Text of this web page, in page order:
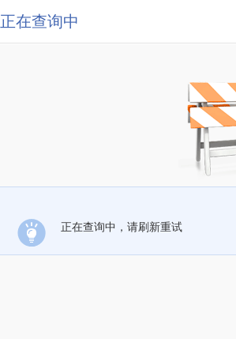
正在查询中
正在查询中，请刷新重试